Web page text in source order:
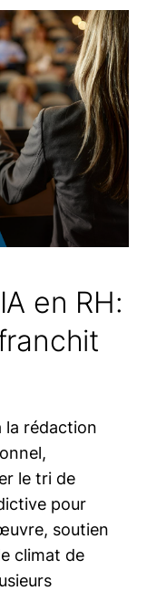
en RH:
la rédaction
le tri de
pour
soutien
climat de